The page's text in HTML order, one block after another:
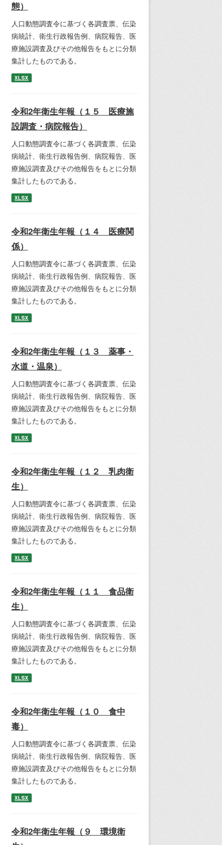
態）
人口動態調査令に基づく各調査票、伝染
病統計、衛生行政報告例、病院報告、医
療施設調査及びその他報告をもとに分類
集計したものである。
XLSX
令和2年衛生年報（１５ 医療施
設調査・病院報告）
人口動態調査令に基づく各調査票、伝染
病統計、衛生行政報告例、病院報告、医
療施設調査及びその他報告をもとに分類
集計したものである。
XLSX
令和2年衛生年報（１４ 医療関
係）
人口動態調査令に基づく各調査票、伝染
病統計、衛生行政報告例、病院報告、医
療施設調査及びその他報告をもとに分類
集計したものである。
XLSX
令和2年衛生年報（１３ 薬事・
水道・温泉）
人口動態調査令に基づく各調査票、伝染
病統計、衛生行政報告例、病院報告、医
療施設調査及びその他報告をもとに分類
集計したものである。
XLSX
令和2年衛生年報（１２ 乳肉衛
生）
人口動態調査令に基づく各調査票、伝染
病統計、衛生行政報告例、病院報告、医
療施設調査及びその他報告をもとに分類
集計したものである。
XLSX
令和2年衛生年報（１１ 食品衛
生）
人口動態調査令に基づく各調査票、伝染
病統計、衛生行政報告例、病院報告、医
療施設調査及びその他報告をもとに分類
集計したものである。
XLSX
令和2年衛生年報（１０ 食中
毒）
人口動態調査令に基づく各調査票、伝染
病統計、衛生行政報告例、病院報告、医
療施設調査及びその他報告をもとに分類
集計したものである。
XLSX
令和2年衛生年報（９ 環境衛